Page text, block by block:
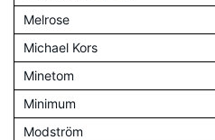
Melrose
Michael Kors
Minetom
Minimum
Modström